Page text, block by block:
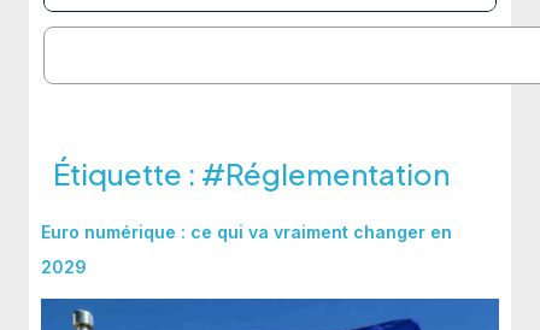
Étiquette : #Réglementation
Euro numérique : ce qui va vraiment changer en
2029